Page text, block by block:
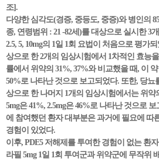
조].
다양한 심각도(경증, 중등도, 중증)와 병인의
종, 연령범위 : 21 -82세)를 대상으로 실시한 3
2.5, 5, 10mg의 1일 1회 요법이 처음으로 평가
상으로 한 2개의 임상시험에서 1차적인 효능
률에서 위약의 31%, 37%와 비교했을 때, 이 약
50%로 나타난 것으로 보고되었다. 또한, 당뇨
상으로 한 나머지 1개의 임상시험에서는 위약
5mg은 41%, 2.5mg은 46%로 나타난 것으로
에 참여했던 환자 대부분은 과거에 필요에 따
경험이 있었다.
이후, PDE5 저해제를 투여한 경험이 없는 환
라필 5mg 1일 1회 투여군과 위약군에 무작위